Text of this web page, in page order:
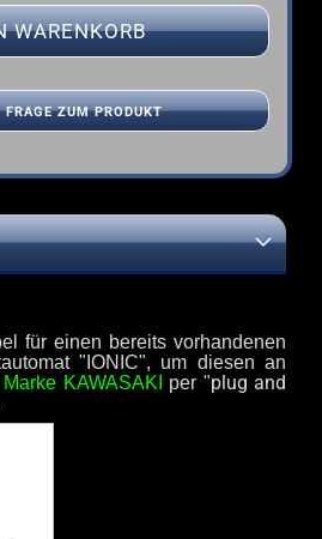
FRAGE ZUM PRODUKT
für einen bereits vorhandenen
"IONIC", um diesen an
KAWASAKI per "plug and